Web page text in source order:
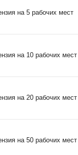
на 5 рабочих мест
на 10 рабочих мест
на 20 рабочих мест
на 50 рабочих мест